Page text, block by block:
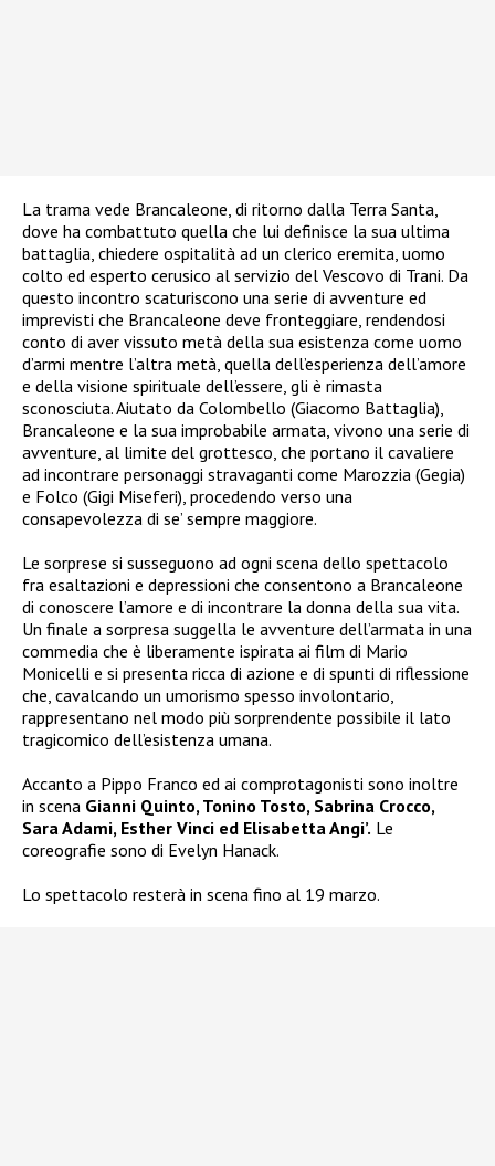
La trama vede Brancaleone, di ritorno dalla Terra Santa,
dove ha combattuto quella che lui definisce la sua ultima
battaglia, chiedere ospitalità ad un clerico eremita, uomo
colto ed esperto cerusico al servizio del Vescovo di Trani. Da
questo incontro scaturiscono una serie di avventure ed
imprevisti che Brancaleone deve fronteggiare, rendendosi
conto di aver vissuto metà della sua esistenza come uomo
d’armi mentre l’altra metà, quella dell’esperienza dell’amore
e della visione spirituale dell’essere, gli è rimasta
sconosciuta. Aiutato da Colombello (Giacomo Battaglia),
Brancaleone e la sua improbabile armata, vivono una serie di
avventure, al limite del grottesco, che portano il cavaliere
ad incontrare personaggi stravaganti come Marozzia (Gegia)
e Folco (Gigi Miseferi), procedendo verso una
consapevolezza di se’ sempre maggiore.
Le sorprese si susseguono ad ogni scena dello spettacolo
fra esaltazioni e depressioni che consentono a Brancaleone
di conoscere l’amore e di incontrare la donna della sua vita.
Un finale a sorpresa suggella le avventure dell’armata in una
commedia che è liberamente ispirata ai film di Mario
Monicelli e si presenta ricca di azione e di spunti di riflessione
che, cavalcando un umorismo spesso involontario,
rappresentano nel modo più sorprendente possibile il lato
tragicomico dell’esistenza umana.
Accanto a Pippo Franco ed ai comprotagonisti sono inoltre
in scena Gianni Quinto, Tonino Tosto, Sabrina Crocco,
Sara Adami, Esther Vinci ed Elisabetta Angi’. Le
coreografie sono di Evelyn Hanack.
Lo spettacolo resterà in scena fino al 19 marzo.